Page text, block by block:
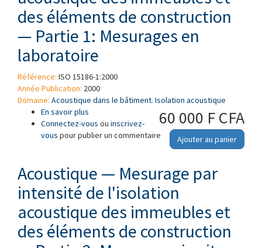
des éléments de construction
— Partie 1: Mesurages en
laboratoire
Référence: ISO 15186-1:2000
Année Publication: 2000
Domaine: Acoustique dans le bâtiment. Isolation acoustique
60 000 F CFA
Ajouter au panier
En savoir plus à propos de Acoustique — Mesurage par
intensité de l'isolation acoustique des
immeubles et des éléments de construction —
Partie 1: Mesurages en laboratoire
Connectez-vous ou inscrivez-
vous pour publier un commentaire
Acoustique — Mesurage par
intensité de l'isolation
acoustique des immeubles et
des éléments de construction